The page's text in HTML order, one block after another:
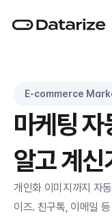
E-commerce
마케팅 자
알고 계신
개인화 이미지까지 자
이즈. 친구톡, 이메일